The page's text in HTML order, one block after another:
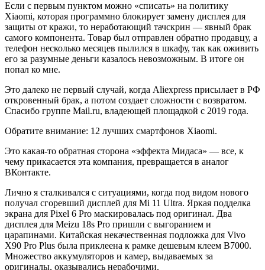
Если с первым пунктом можно «списать» на политику
Xiaomi, которая программно блокирует замену дисплея для
защиты от кражи, то неработающий тачскрин — явный брак
самого компонента. Товар был отправлен обратно продавцу, а
телефон несколько месяцев пылился в шкафу, так как оживить
его за разумные деньги казалось невозможным. В итоге он
попал ко мне.
Это далеко не первый случай, когда Aliexpress присылает в РФ
откровенный брак, а потом создает сложности с возвратом.
Спасибо группе Mail.ru, владеющей площадкой с 2019 года.
Обратите внимание: 12 лучших смартфонов Xiaomi.
Это какая-то обратная сторона «эффекта Мидаса» — все, к
чему прикасается эта компания, превращается в аналог
ВКонтакте.
Лично я сталкивался с ситуациями, когда под видом нового
получал сгоревший дисплей для Mi 11 Ultra. Яркая подделка
экрана для Pixel 6 Pro маскировалась под оригинал. Два
дисплея для Meizu 18s Pro пришли с выгоранием и
царапинами. Китайская некачественная подложка для Vivo
X90 Pro Plus была приклеена к рамке дешевым клеем B7000.
Множество аккумуляторов и камер, выдаваемых за
оригиналы, оказывались нерабочими.